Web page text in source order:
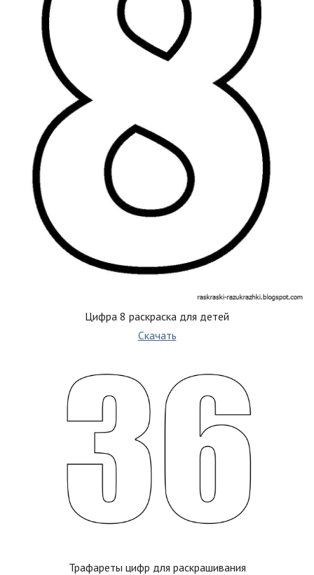
Цифра 8 раскраска для детей
Скачать
Трафареты цифр для раскрашивания